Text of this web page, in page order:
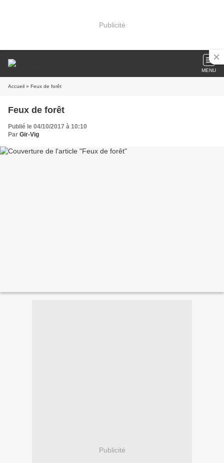
Publicité
MENU
Accueil » Feux de forêt
Feux de forêt
Publié le 04/10/2017 à 10:10
Par Gir-Vig
Publicité